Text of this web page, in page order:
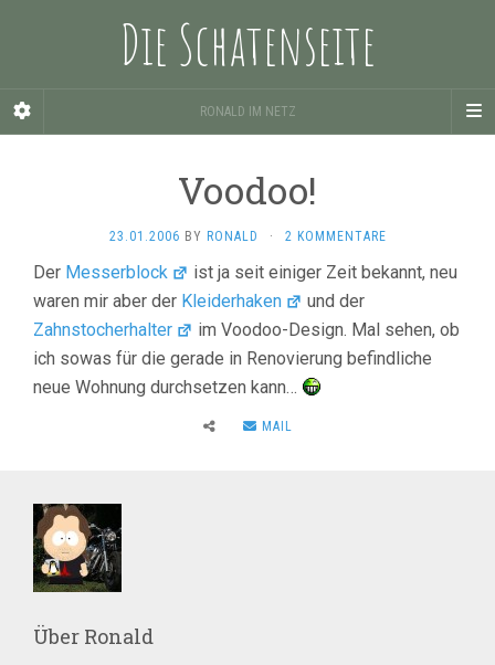
Die Schatenseite
RONALD IM NETZ
Voodoo!
23.01.2006 BY RONALD · 2 KOMMENTARE
Der Messerblock
ist ja seit einiger Zeit bekannt, neu
waren mir aber der Kleiderhaken
und der
Zahnstocherhalter
im Voodoo-Design. Mal sehen, ob
ich sowas für die gerade in Renovierung befindliche
neue Wohnung durchsetzen kann…
MAIL
Über Ronald